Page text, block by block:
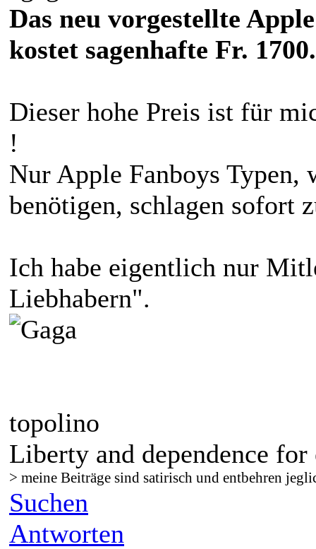
Das neu vorgestellte
kostet sagenhafte Fr.
Dieser hohe Preis ist für
!
Nur Apple Fanboys Typen,
benötigen, schlagen sofort
Ich habe eigentlich nur
Liebhabern".
topolino
Liberty and dependence for
> meine Beiträge sind satirisch und entbehren
Suchen
Antworten